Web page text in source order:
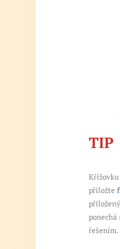
TIP
přiložte
řešením.